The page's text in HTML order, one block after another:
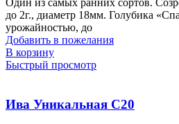
до 2г., диаметр 18мм. Голубика
урожайностью, до
Добавить в пожелания
В корзину
Быстрый просмотр
Ива Уникальная С20